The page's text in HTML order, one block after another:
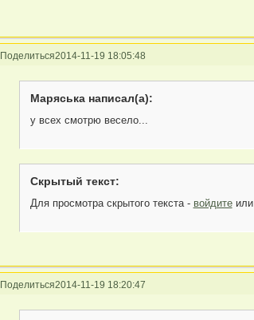
Поделиться2014-11-19 18:05:48
Маряська написал(а):
у всех смотрю весело...
Скрытый текст:
Для просмотра скрытого текста - войдитеили
Поделиться2014-11-19 18:20:47